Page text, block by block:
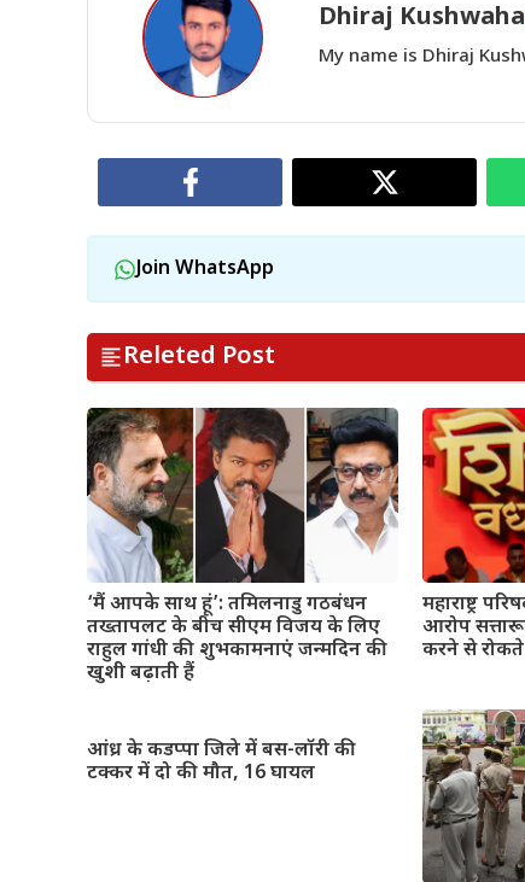
Dhiraj Kushwaha
My name is Dhiraj
Join WhatsApp
Releted Post
‘मैं आपके साथ हूं’: तमिलनाडु गठबंधन
तख्तापलट के बीच सीएम विजय के लिए
राहुल गांधी की शुभकामनाएं जन्मदिन की
खुशी बढ़ाती हैं
महाराष्ट्र
आरोप
करने से
आंध्र के कडप्पा जिले में बस-लॉरी की
टक्कर में दो की मौत, 16 घायल